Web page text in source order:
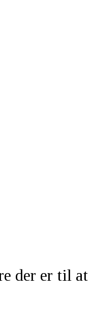
der er til at